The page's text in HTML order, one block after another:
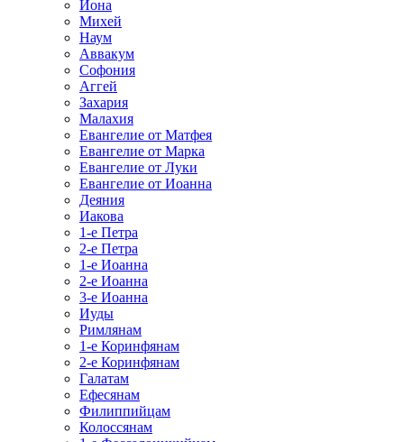
Иона
Михей
Наум
Аввакум
Софония
Аггей
Захария
Малахия
Евангелие от Матфея
Евангелие от Марка
Евангелие от Луки
Евангелие от Иоанна
Деяния
Иакова
1-е Петра
2-е Петра
1-е Иоанна
2-е Иоанна
3-е Иоанна
Иуды
Римлянам
1-е Коринфянам
2-е Коринфянам
Галатам
Ефесянам
Филиппийцам
Колоссянам